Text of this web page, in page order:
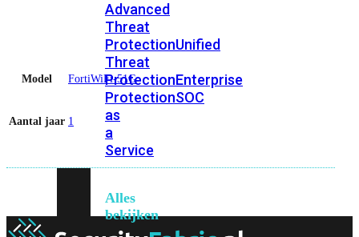
Advanced
Threat
ProtectionUnified
Threat
ProtectionEnterprise
ProtectionSOC
as
a
Service
Alles
bekijken
Model FortiWiFi-51G
Aantal jaar 1